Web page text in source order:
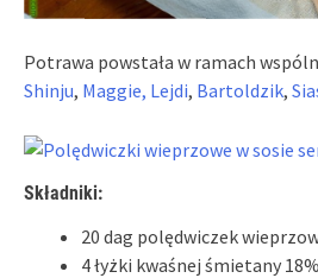
Potrawa powstała w ramach
Shinju, Maggie, Lejdi, Bartoldzik,
Składniki:
20 dag polędwiczek
4 łyżki kwaśnej śmietany 18%